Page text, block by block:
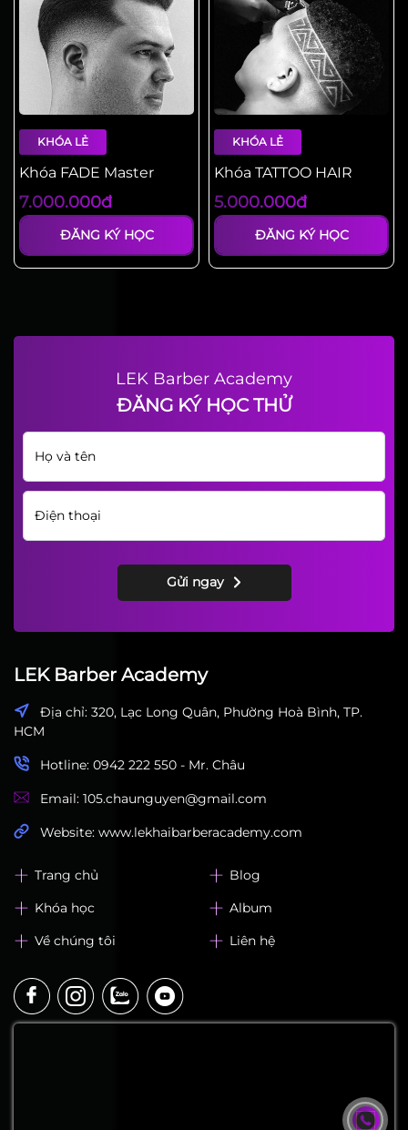
KHÓA LẺ
Khóa FADE Master
7.000.000đ
ĐĂNG KÝ HỌC
KHÓA LẺ
Khóa TATTOO HAIR
5.000.000đ
ĐĂNG KÝ HỌC
LEK Barber Academy
ĐĂNG KÝ HỌC THỬ
Gửi ngay
LEK Barber Academy
Địa chỉ: 320, Lạc Long Quân, Phường Hoà Bình, TP.
HCM
Hotline: 0942 222 550 - Mr. Châu
Email: 105.chaunguyen@gmail.com
Website: www.lekhaibarberacademy.com
Trang chủ
Blog
Khóa học
Album
Về chúng tôi
Liên hệ